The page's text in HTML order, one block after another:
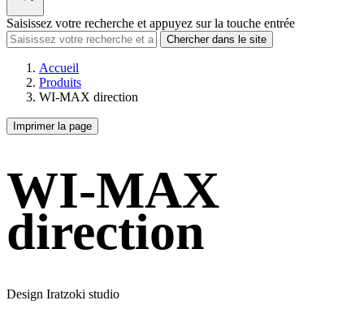
Saisissez votre recherche et appuyez sur la touche entrée
Accueil
Produits
WI-MAX direction
Imprimer la page
WI-MAX
direction
Design Iratzoki studio